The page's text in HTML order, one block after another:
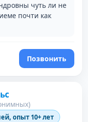
чуть ли не
почти как
Позвонить
опыт 10+ лет